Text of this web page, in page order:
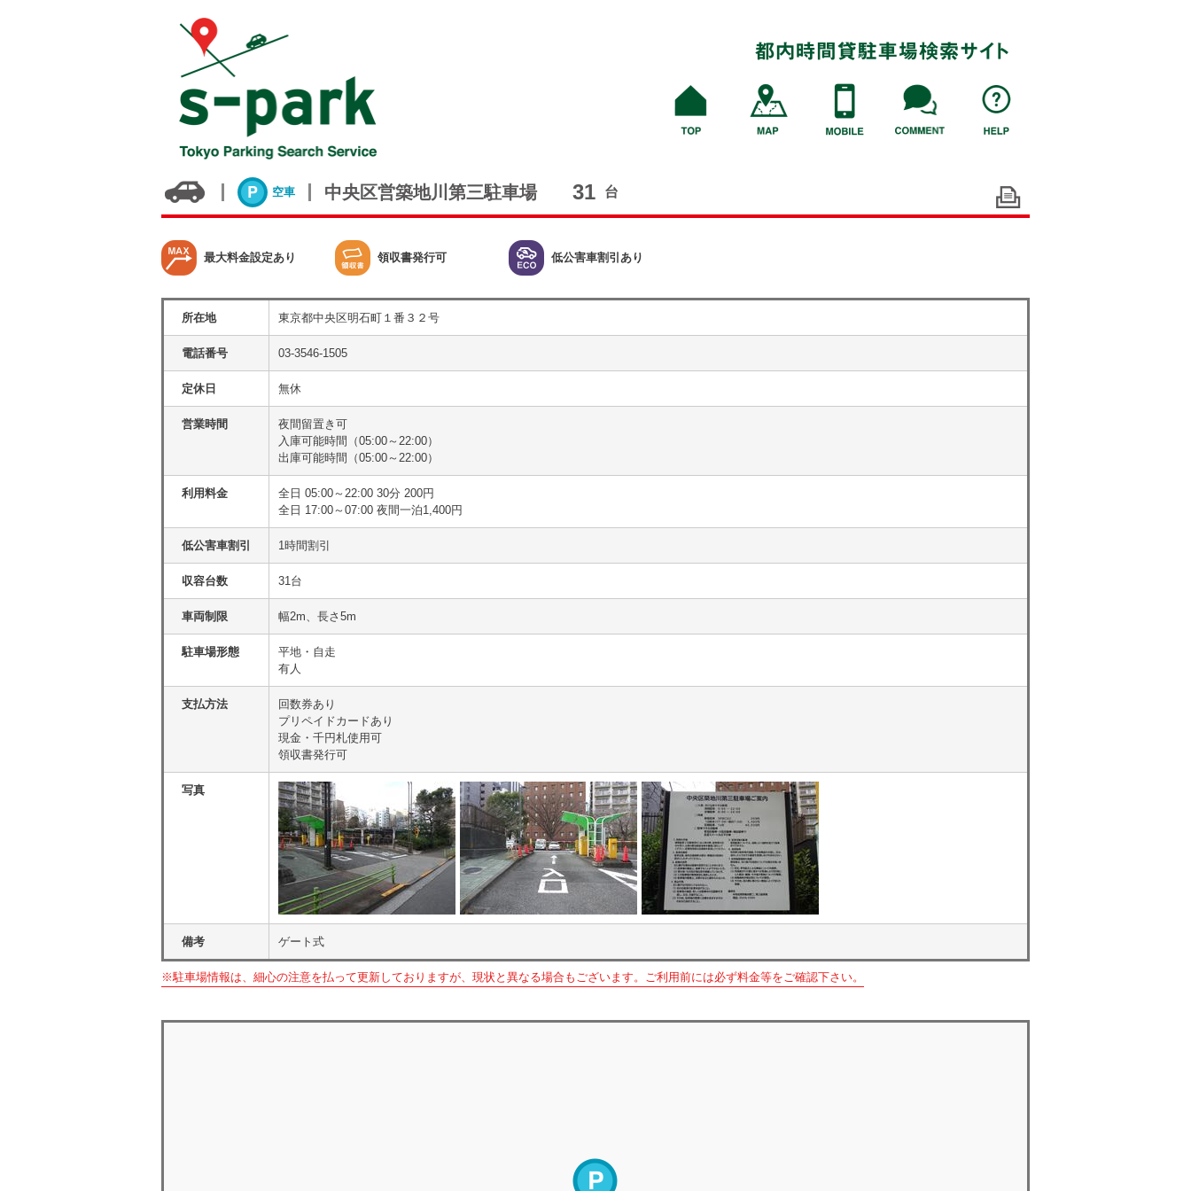
空車 中央区営築地川第三駐車場 31 台
最大料金設定あり 領収書発行可 低公害車割引あり
所在地 東京都中央区明石町１番３２号
電話番号 03-3546-1505
定休日 無休
営業時間
夜間留置き可
入庫可能時間（05:00～22:00）
出庫可能時間（05:00～22:00）
利用料金
全日 05:00～22:00 30分 200円
全日 17:00～07:00 夜間一泊1,400円
低公害車割引 1時間割引
収容台数 31台
車両制限 幅2m、長さ5m
駐車場形態
平地・自走
有人
支払方法
回数券あり
プリペイドカードあり
現金・千円札使用可
領収書発行可
写真
備考 ゲート式
※駐車場情報は、細心の注意を払って更新しておりますが、現状と異なる場合もございます。ご利用前には必ず料金等をご確認下さい。